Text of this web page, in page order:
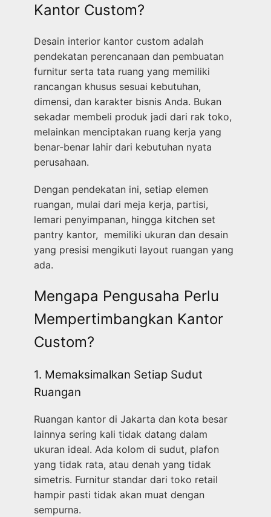
Kantor Custom?
Desain interior kantor custom adalah
pendekatan perencanaan dan pembuatan
furnitur serta tata ruang yang memiliki
rancangan khusus sesuai kebutuhan,
dimensi, dan karakter bisnis Anda. Bukan
sekadar membeli produk jadi dari rak toko,
melainkan menciptakan ruang kerja yang
benar-benar lahir dari kebutuhan nyata
perusahaan.
Dengan pendekatan ini, setiap elemen
ruangan, mulai dari meja kerja, partisi,
lemari penyimpanan, hingga kitchen set
pantry kantor, memiliki ukuran dan desain
yang presisi mengikuti layout ruangan yang
ada.
Mengapa Pengusaha Perlu
Mempertimbangkan Kantor
Custom?
1. Memaksimalkan Setiap Sudut
Ruangan
Ruangan kantor di Jakarta dan kota besar
lainnya sering kali tidak datang dalam
ukuran ideal. Ada kolom di sudut, plafon
yang tidak rata, atau denah yang tidak
simetris. Furnitur standar dari toko retail
hampir pasti tidak akan muat dengan
sempurna.